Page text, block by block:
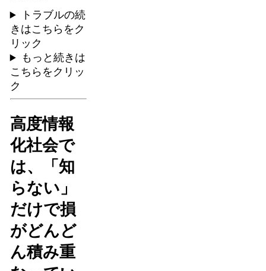
トラブルの続
きはこちらをク
リック
もっと続きは
こちらをクリッ
ク
高度情報
化社会で
は、「知
らない」
だけで損
がどんど
ん積み重